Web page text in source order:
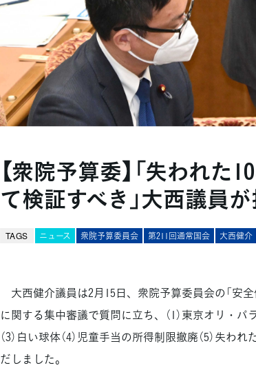
【衆院予算委】「失われた
て検証すべき」大西議員
TAGS ニュース 衆院予算委員会 第211回通常国会 大西健介
大西健介議員は2月15日、衆院予算委員会の「安
に関する集中審議で質問に立ち、（1）東京オリ・パ
（3）白い球体（4）児童手当の所得制限撤廃（5）失
だしました。